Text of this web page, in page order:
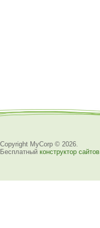
Copyright MyCorp © 2026
Бесплатный конструктор сайтов